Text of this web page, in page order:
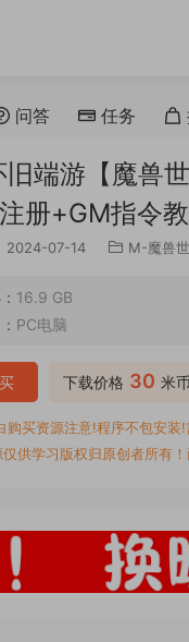
问答 任务
旧端游【魔兽
册+GM指令
2024-07-14 M-魔兽
16.9 GB
PC电脑
下载价格 30 米
购买资源注意!程序不包安
供学习版权归原创者所有